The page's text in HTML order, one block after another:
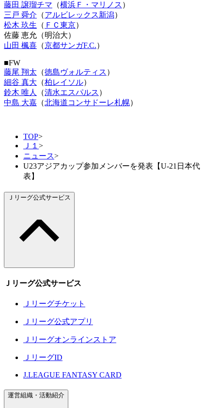
藤田 譲瑠チマ （横浜Ｆ・マリノス ）
三戸 舜介 （アルビレックス新潟）
松木 玖生 （ ＦＣ東京）
佐藤 恵允（明治大）
山田 楓喜 （京都サンガF.C.）
■FW
藤尾 翔太 （徳島ヴォルティス ）
細谷 真大 （柏レイソル）
鈴木 唯人
（清水エスパルス ）
中島 大嘉 （北海道コンサドーレ札幌）
TOP>
Ｊ１ >
ニュース>
U23アジアカップ参加メンバーを発表【U-21日本代
表】
Ｊリーグ公式サービス
Ｊリーグ公式サービス
Ｊリーグチケット
Ｊリーグ公式アプリ
Ｊリーグオンラインストア
ＪリーグID
J.LEAGUE FANTASY CARD
運営組織・活動紹介